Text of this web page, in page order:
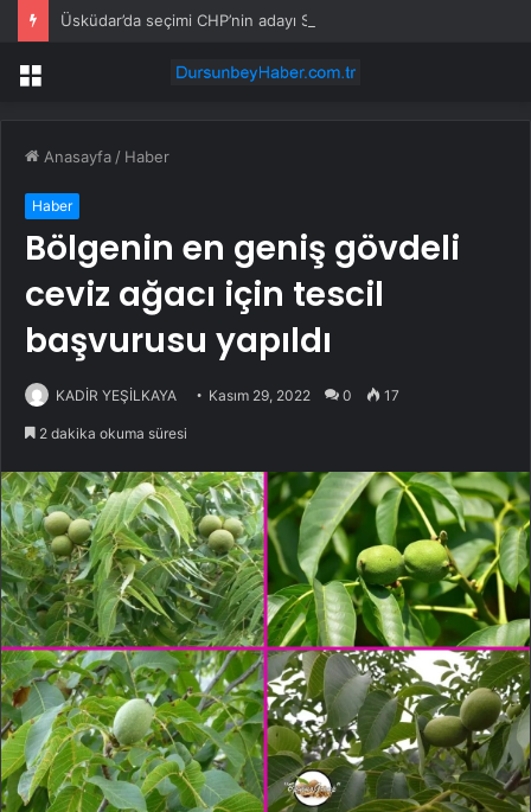
Menü
Anasayfa / Haber
Haber
Bölgenin en geniş gövdeli
ceviz ağacı için tescil
başvurusu yapıldı
KADİR YEŞİLKAYA Kasım 29, 2022 0 17
2 dakika okuma süresi